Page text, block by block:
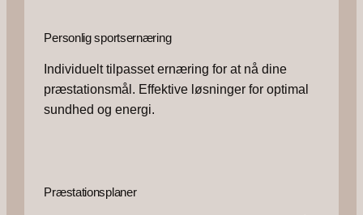
Personlig sportsernæring
Individuelt tilpasset ernæring for at nå dine
præstationsmål. Effektive løsninger for optimal
sundhed og energi.
Præstationsplaner